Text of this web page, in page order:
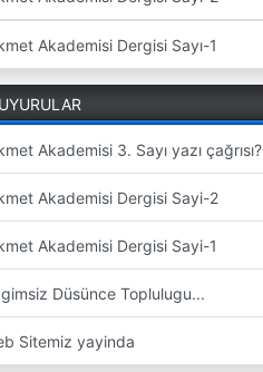
Akademisi Dergisi Sayı-1
Akademisi 3. Sayı yazı çağrısı?
Akademisi Dergisi Sayi-2
Akademisi Dergisi Sayi-1
Düsünce Toplulugu...
Sitemiz yayinda